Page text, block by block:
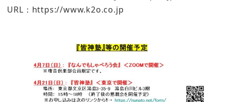
URL：https://www.k2o.co.jp